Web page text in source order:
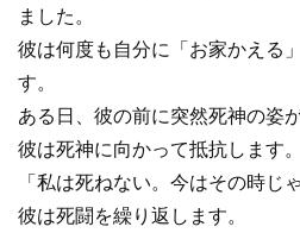
ました。
彼は何度も自分に「お家かえる
す。
ある日、彼の前に突然死神の姿
彼は死神に向かって抵抗します。
「私は死ねない。今はその時じ
彼は死闘を繰り返します。